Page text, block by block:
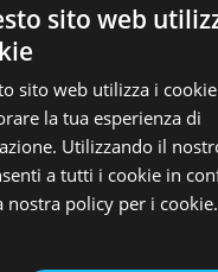
sede di Firenze
Nazionale di
sito web
sito web utilizza i
la tua esperienza di
Utilizzando il
a tutti i cookie in
nostra policy per i cookie.